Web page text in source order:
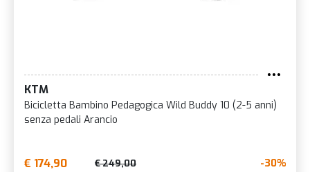
KTM
Bicicletta Bambino Pedagogica Wild Buddy 10 (2-5 anni)
senza pedali Arancio
€ 174,90 € 249,00 -30%